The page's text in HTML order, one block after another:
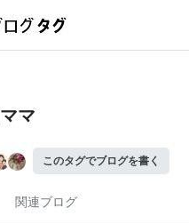
マ
このタグでブログを書く
関連ブログ